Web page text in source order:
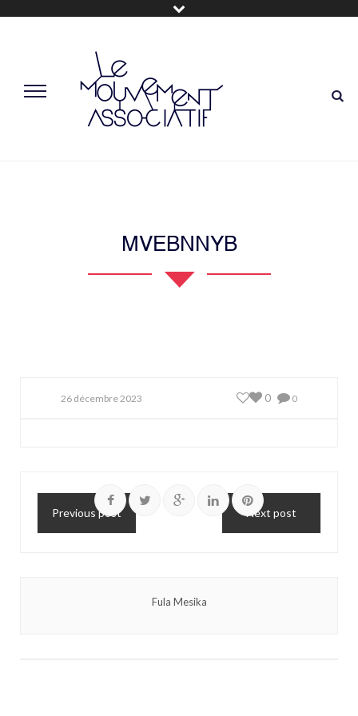
MVEBNNYB
26 décembre 2023 0
0
Previous post Next post
Fula Mesika